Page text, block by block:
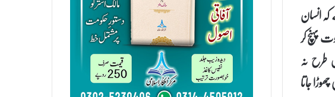
انسان
پہنچ کر
نہ
جاتا